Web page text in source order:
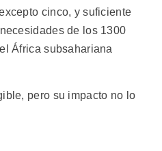
cinco, y suficiente
de los 1300
África subsahariana
pero su impacto no lo